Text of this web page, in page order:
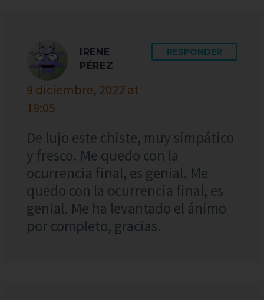
IRENE
PÉREZ
9 diciembre, 2022 at
19:05
RESPONDER
De lujo este chiste, muy simpático
y fresco. Me quedo con la
ocurrencia final, es genial. Me
quedo con la ocurrencia final, es
genial. Me ha levantado el ánimo
por completo, gracias.